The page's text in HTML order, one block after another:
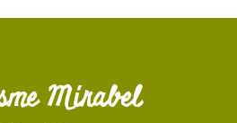
Mirabel